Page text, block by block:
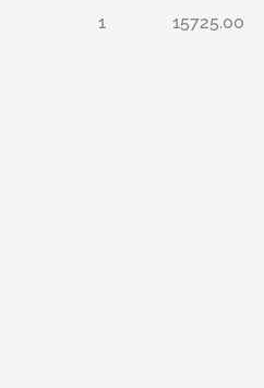
1
15725.00